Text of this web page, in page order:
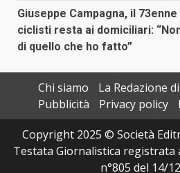
Giuseppe Campagna, il
ciclisti resta ai domiciliari:
di quello che ho fatto”
Chi siamo
La Redazione
Pubblicità
Privacy policy
Copyright 2025 © Società
Testata Giornalistica registrata
n°805 del 14/